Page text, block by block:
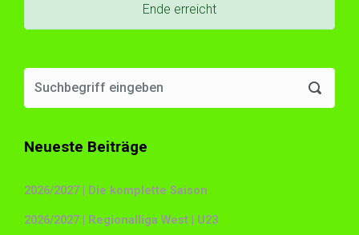
Ende erreicht
Neueste Beiträge
2026/2027 | Die komplette Saison
2026/2027 | Regionalliga West | U23